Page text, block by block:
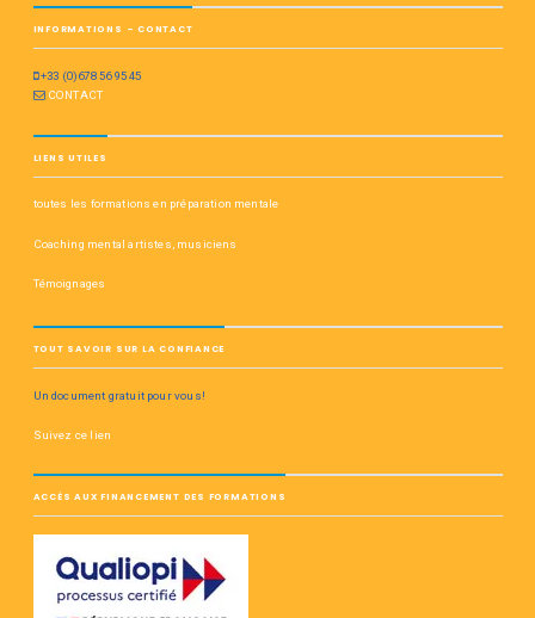
INFORMATIONS – CONTACT
+33 (0)678 56 95 45
CONTACT
LIENS UTILES
toutes les formations en préparation mentale
Coaching mental artistes, musiciens
Témoignages
TOUT SAVOIR SUR LA CONFIANCE
Un document gratuit pour vous!
Suivez ce lien
ACCÈS AUX FINANCEMENT DES FORMATIONS